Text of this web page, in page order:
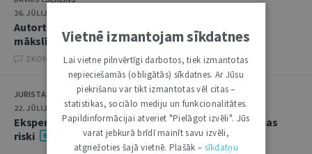
26. JŪLIJS 2026 • 08:00
Autortiesību subjekta un objekta juridiskie aspekti
mākslīgā intelekta kontekstā
2 KOMENTĀRI
JURISTA VĀRDS
22. JŪLIJS 2026 • 14:00
Ekspertu saruna jūlijā: krimināltiesības un būvniecības
riski
Vietnē izmantojam sīkdatnes
Lai vietne pilnvērtīgi darbotos, tiek izmantotas
nepieciešamās (obligātās) sīkdatnes. Ar Jūsu
piekrišanu var tikt izmantotas vēl citas –
statistikas, sociālo mediju un funkcionalitātes.
Papildinformācijai atveriet "Pielāgot izvēli". Jūs
varat jebkurā brīdī mainīt savu izvēli,
atgriežoties šajā vietnē. Plašāk – sīkdatņu